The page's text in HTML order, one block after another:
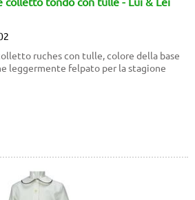
ruches con tulle, colore della base
leggermente felpato per la stagione